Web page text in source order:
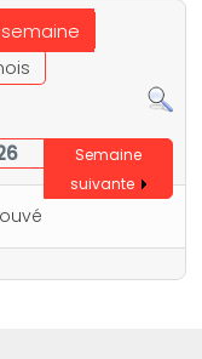
Semaine
suivante